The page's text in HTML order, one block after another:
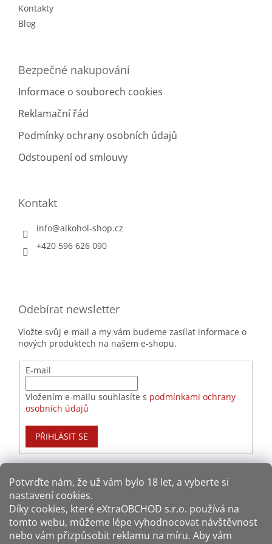
Potvrďte nám​​, že už vám bylo 18 let, a vyberte si
nastavení cookies.
Díky cookies, které eXtraOBCHOD s.r.o. používá na
tomto webu, můžeme lépe vyhodnocovat návštěvnost
nebo vám přizpůsobit reklamu na míru. Aby vám
Kontakty
Blog
Bezpečné nakupování
Informace o souborech cookies
Reklamační řád
Podmínky ochrany osobních údajů
Odstoupení od smlouvy
Kontakt
info@alkohol-shop.cz
+420 596 626 090
Odebírat newsletter
Vložte svůj e-mail a my vám budeme zasílat informace o
nových produktech na našem e-shopu.
E-mail
Vložením e-mailu souhlasíte s podmínkami ochrany
osobních údajů
PŘIHLÁSIT SE
Způsoby dopravy: